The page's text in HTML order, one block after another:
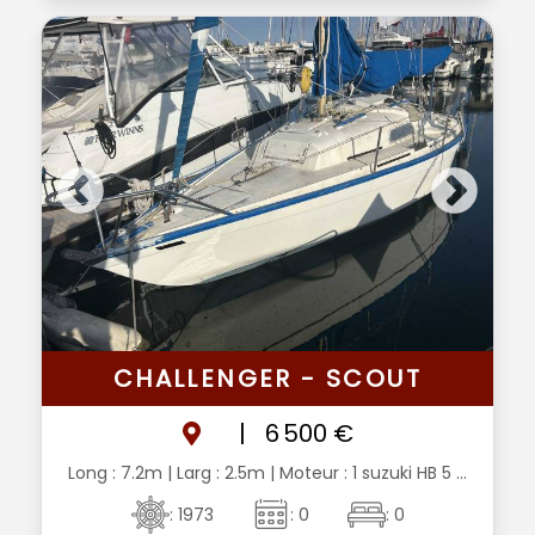
CHALLENGER - SCOUT
|
6 500 €
Long : 7.2m | Larg : 2.5m | Moteur : 1 suzuki HB 5 ...
: 1973
: 0 : 0